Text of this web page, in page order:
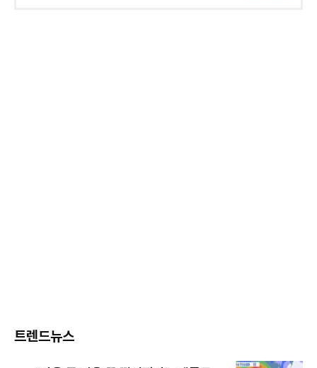
트렌드뉴스